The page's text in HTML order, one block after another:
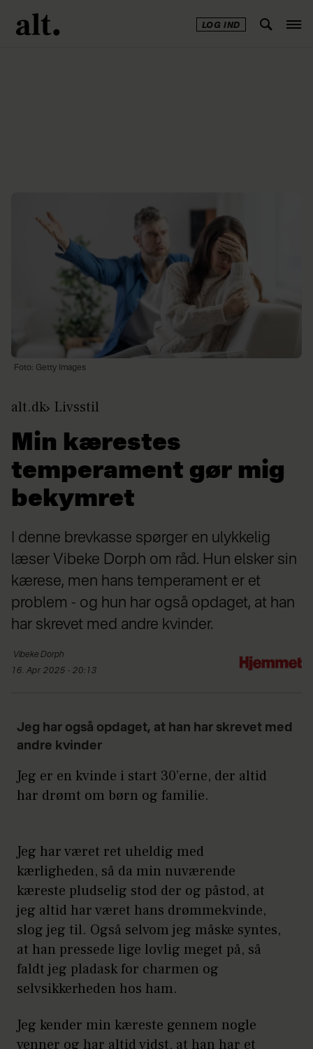
LOG IND
Foto: Getty Images
alt.dk Livsstil
Min kærestes
temperament gør mig
bekymret
I denne brevkasse spørger en ulykkelig
læser Vibeke Dorph om råd. Hun elsker sin
kærese, men hans temperament er et
problem - og hun har også opdaget, at han
har skrevet med andre kvinder.
Vibeke Dorph
16. Apr 2025 - 20:13
Jeg har også opdaget, at han har skrevet med
andre kvinder
Jeg er en kvinde i start 30’erne, der altid
har drømt om børn og familie.
Jeg har været ret uheldig med
kærligheden, så da min nuværende
kæreste pludselig stod der og påstod, at
jeg altid har været hans drømmekvinde,
slog jeg til. Også selvom jeg måske syntes,
at han pressede lige lovlig meget på, så
faldt jeg pladask for charmen og
selvsikkerheden hos ham.
Jeg kender min kæreste gennem nogle
venner og har altid vidst, at han har et